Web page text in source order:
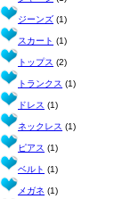
ジーンズ (1)
スカート (1)
トップス (2)
トランクス (1)
ドレス (1)
ネックレス (1)
ピアス (1)
ベルト (1)
メガネ (1)